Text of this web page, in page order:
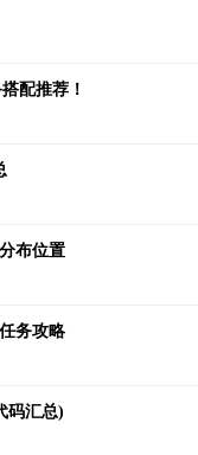
配推荐！
布位置
务攻略
码汇总)